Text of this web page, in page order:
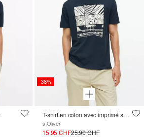
-38%
T-shirt en coton avec imprimé sur le devant
s.Oliver
15.95 CHF25.90 CHF